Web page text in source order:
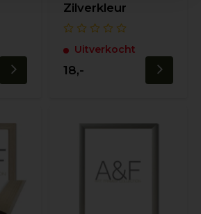
Zilverkleur
Uitverkocht
18,-